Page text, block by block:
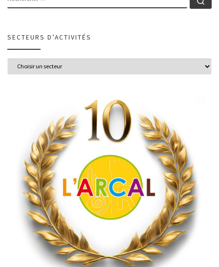
SECTEURS D’ACTIVITÉS